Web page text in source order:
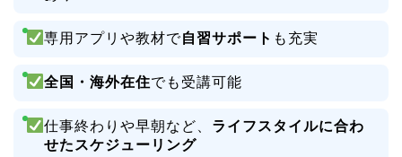
専用アプリや教材で自習サポート も充実
全国・海外在住でも受講可能
仕事終わりや早朝など、 ライフスタイルに合わ
せたスケジューリング